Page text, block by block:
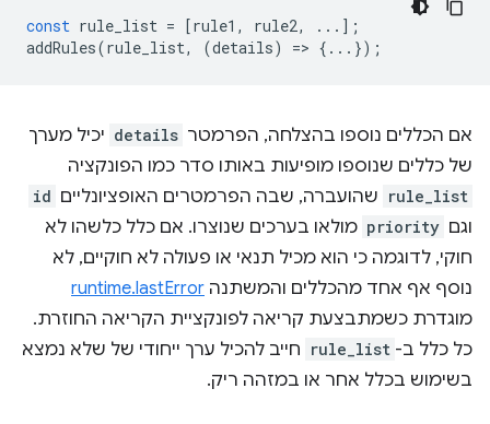
const rule_list = [rule1 , rule2,
...];
addRules(rule_list, (details) => {...});
אם הכללים נוספו בהצלחה, הפרמטר details יכיל מערך
של כללים שנוספו מופיעות באותו סדר כמו הפונקציה
rule_list שהועברה, שבה הפרמטרים האופציונליים id
וגם priority מולאו בערכים שנוצרו. אם כלל כלשהו לא
חוקי, לדוגמה כי הוא מכיל תנאי או פעולה לא חוקיים, לא
נוסף אף אחד מהכללים והמשתנה runtime.lastError
מוגדרת כשמתבצעת קריאה לפונקציית הקריאה החוזרת.
כל כלל ב- rule_list חייב להכיל ערך ייחודי של שלא נמצא
בשימוש בכלל אחר או במזהה ריק.